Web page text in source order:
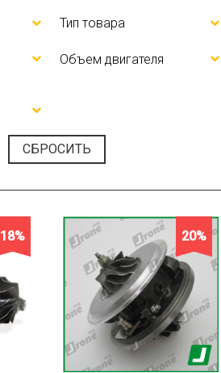
Тип товара
Объем двигателя
СБРОСИТЬ
18% 20%